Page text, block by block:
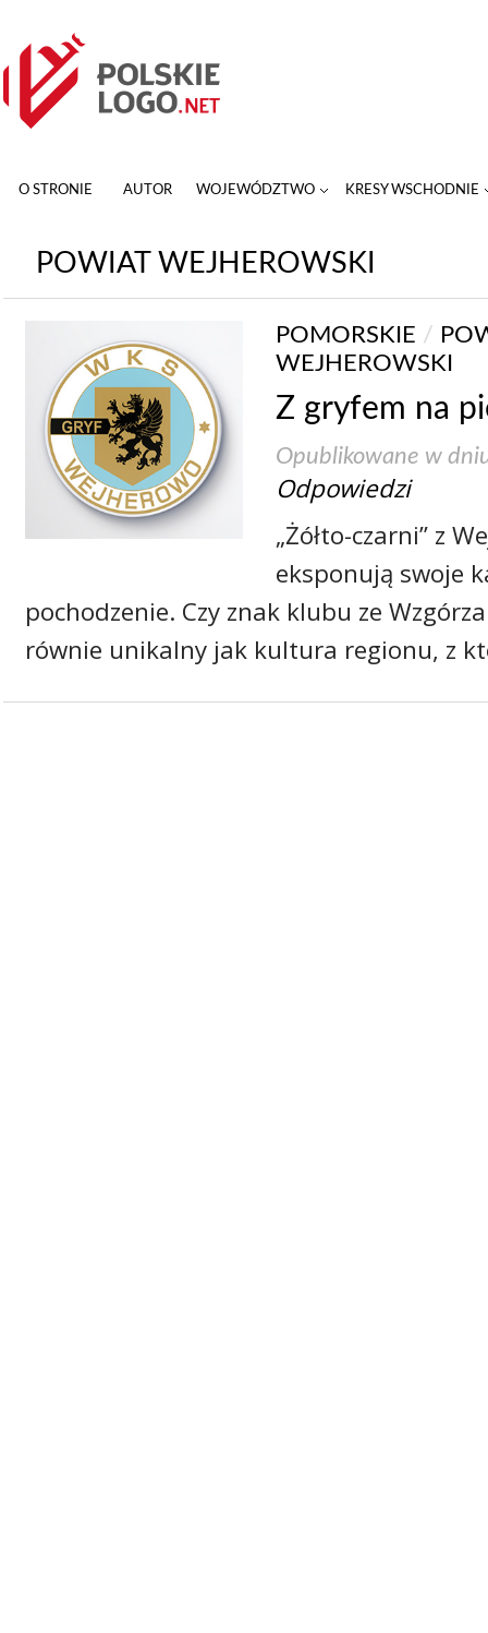
O STRONIE AUTOR WOJEWÓDZTWO KRESY WSCHODNIE
POWIAT WEJHEROWSKI
POMORSKIE /
WEJHEROWSKI
Z gryfem na
Opublikowane w
Odpowiedzi
„Żółto-czarni” z
eksponują swoje
pochodzenie. Czy znak klubu ze
równie unikalny jak kultura regionu, z